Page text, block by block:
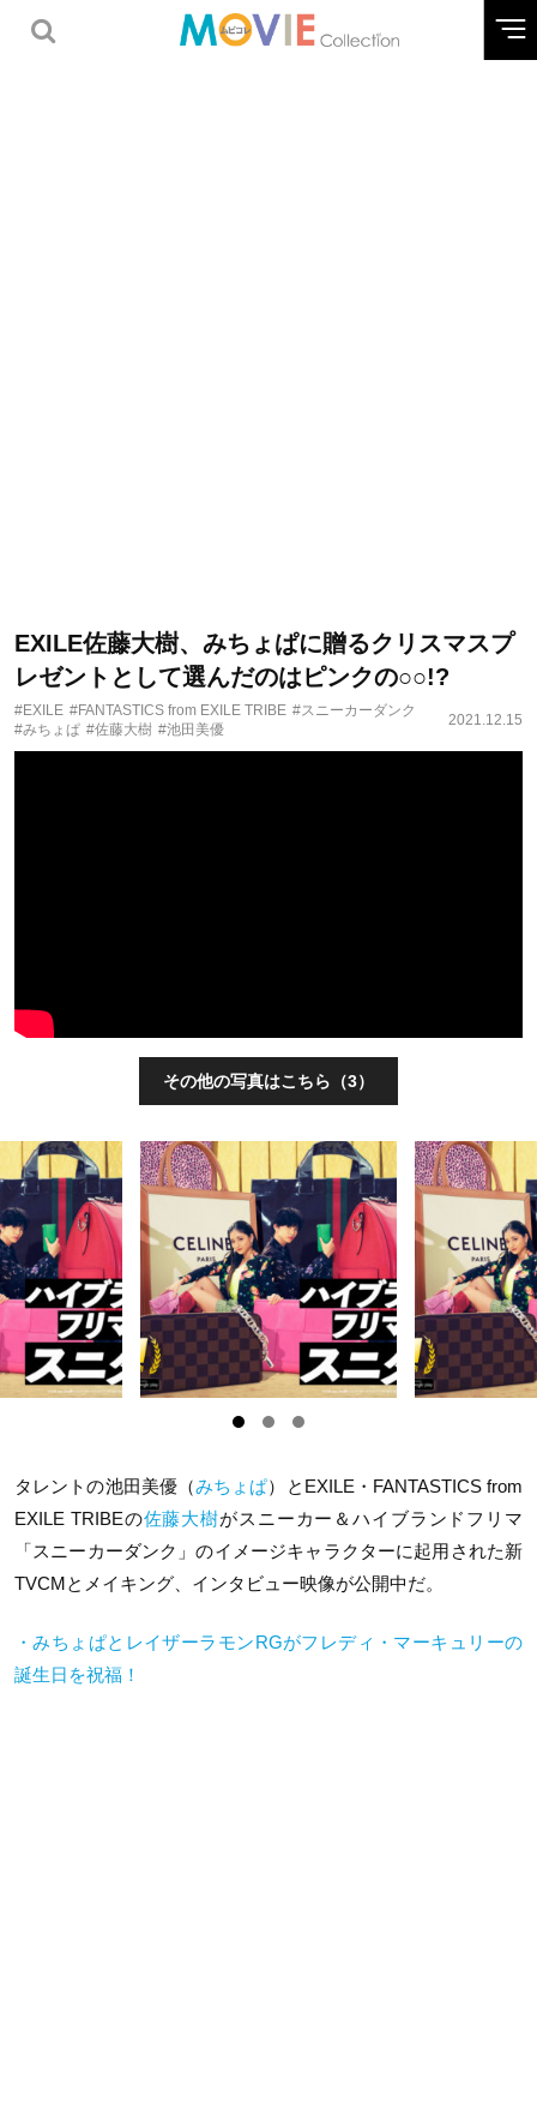
EXILE佐藤大樹、みちょぱに贈るクリスマスプ
レゼントとして選んだのはピンクの○○!?
#EXILE #FANTASTICS from EXILE TRIBE #スニーカーダンク
#みちょぱ #佐藤大樹 #池田美優
2021.12.15
その他の写真はこちら（3）
タレントの池田美優（みちょぱ）と EXILE ・ FANTASTICS from
EXILE TRIBEの佐藤大樹がスニーカー＆ハイブランドフリマ
「スニーカーダンク」のイメージキャラクターに起用された新
TVCMとメイキング、インタビュー映像が公開中だ。
・みちょぱとレイザーラモンRGがフレディ・マーキュリーの
誕生日を祝福！